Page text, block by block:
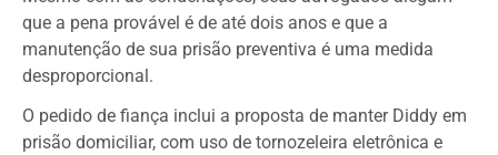
que a pena provável é de até dois anos e que a
manutenção de sua prisão preventiva é uma medida
desproporcional.
O pedido de fiança inclui a proposta de manter Diddy em
prisão domiciliar, com uso de tornozeleira eletrônica e